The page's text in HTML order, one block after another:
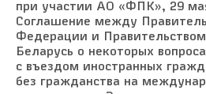
при участии АО «ФПК», 29
Соглашение между
Федерации и
Беларусь о некоторых
с въездом иностранных
без гражданства на